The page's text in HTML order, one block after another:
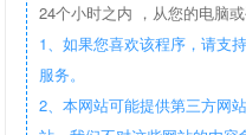
24个小时之内 ，从您的电脑
1、如果您喜欢该程序，请支
服务。
2、本网站可能提供第三方网